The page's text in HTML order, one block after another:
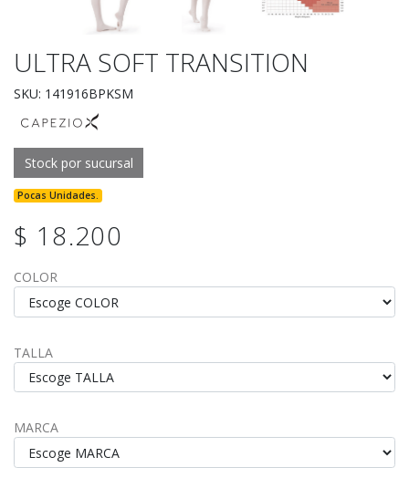
ULTRA SOFT TRANSITION
SKU: 141916BPKSM
Stock por sucursal
Pocas Unidades.
$ 18.200
COLOR
TALLA
MARCA